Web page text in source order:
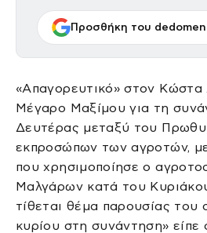
Προσθήκη του
«Απαγορευτικό» στον Κώστα
Μέγαρο Μαξίμου για τη
Δευτέρας μεταξύ του
εκπροσώπων των αγροτών,
που χρησιμοποίησε ο
Μαλγάρων κατά του
τίθεται θέμα παρουσίας του
κυρίου στη συνάντηση» είπε